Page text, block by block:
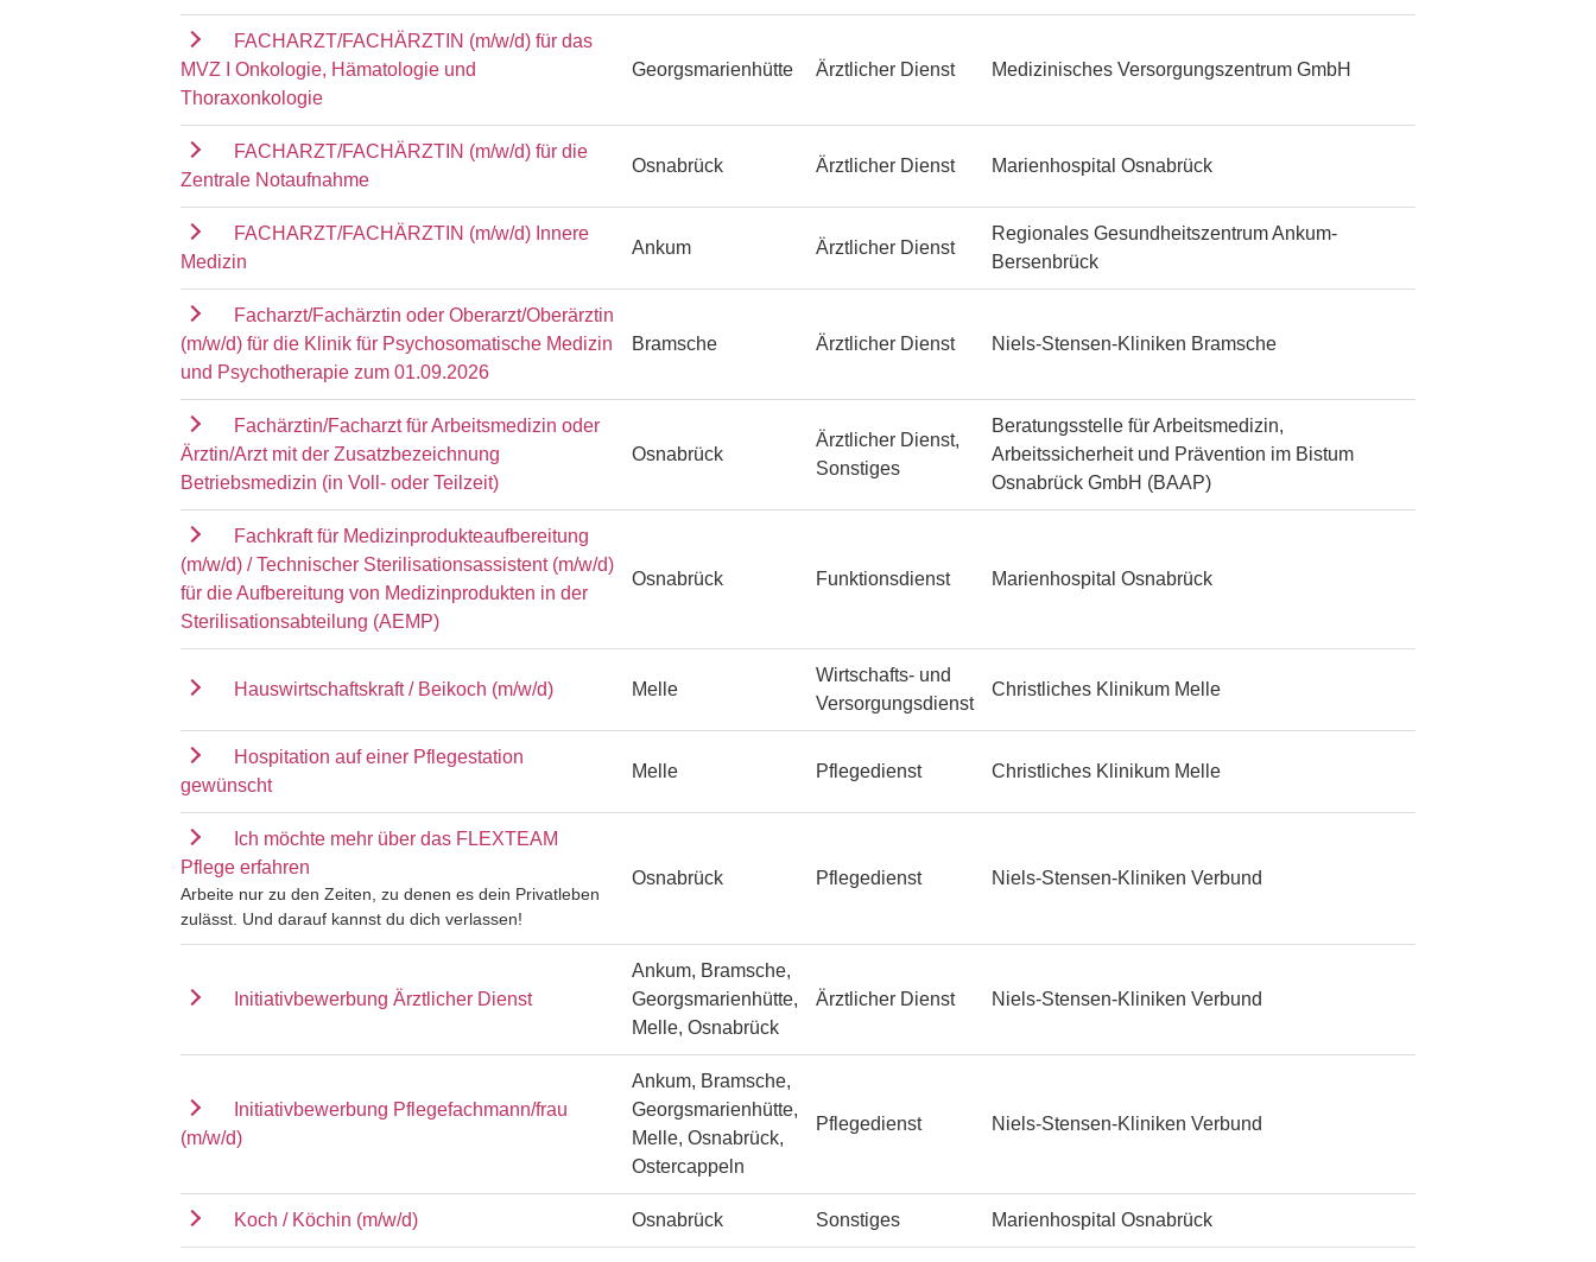
FACHARZT/FACHÄRZTIN (m/w/d) für das
MVZ I Onkologie, Hämatologie und
Thoraxonkologie
Georgsmarienhütte Ärztlicher Dienst Medizinisches Versorgungszentrum GmbH
FACHARZT/FACHÄRZTIN (m/w/d) für die
Zentrale Notaufnahme
Osnabrück Ärztlicher Dienst Marienhospital Osnabrück
FACHARZT/FACHÄRZTIN (m/w/d) Innere
Medizin
Ankum Ärztlicher Dienst
Regionales Gesundheitszentrum Ankum-
Bersenbrück
Facharzt/Fachärztin oder Oberarzt/Oberärztin
(m/w/d) für die Klinik für Psychosomatische Medizin
und Psychotherapie zum 01.09.2026
Bramsche Ärztlicher Dienst Niels-Stensen-Kliniken Bramsche
Fachärztin/Facharzt für Arbeitsmedizin oder
Ärztin/Arzt mit der Zusatzbezeichnung
Betriebsmedizin (in Voll- oder Teilzeit)
Osnabrück
Ärztlicher Dienst,
Sonstiges
Beratungsstelle für Arbeitsmedizin,
Arbeitssicherheit und Prävention im Bistum
Osnabrück GmbH (BAAP)
Fachkraft für Medizinprodukteaufbereitung
(m/w/d) / Technischer Sterilisationsassistent (m/w/d)
für die Aufbereitung von Medizinprodukten in der
Sterilisationsabteilung (AEMP)
Osnabrück Funktionsdienst Marienhospital Osnabrück
Hauswirtschaftskraft / Beikoch (m/w/d) Melle
Wirtschafts- und
Versorgungsdienst
Christliches Klinikum Melle
Hospitation auf einer Pflegestation
gewünscht
Melle Pflegedienst Christliches Klinikum Melle
Ich möchte mehr über das FLEXTEAM
Pflege erfahren
Arbeite nur zu den Zeiten, zu denen es dein Privatleben
zulässt. Und darauf kannst du dich verlassen!
Osnabrück Pflegedienst Niels-Stensen-Kliniken Verbund
Initiativbewerbung Ärztlicher Dienst
Ankum, Bramsche,
Georgsmarienhütte,
Melle, Osnabrück
Ärztlicher Dienst Niels-Stensen-Kliniken Verbund
Initiativbewerbung Pflegefachmann/frau
(m/w/d)
Ankum, Bramsche,
Georgsmarienhütte,
Melle, Osnabrück,
Ostercappeln
Pflegedienst Niels-Stensen-Kliniken Verbund
Koch / Köchin (m/w/d) Osnabrück Sonstiges Marienhospital Osnabrück